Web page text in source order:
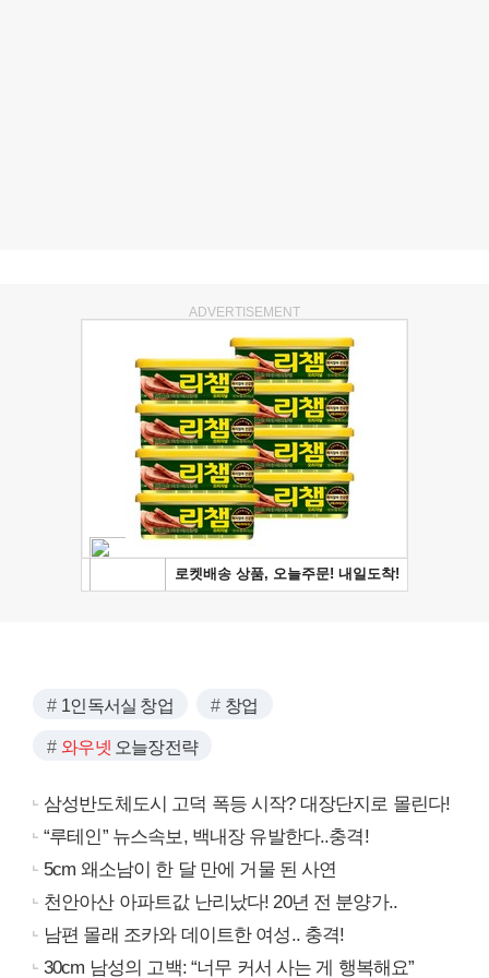
ADVERTISEMENT
1인독서실 창업 창업
와우넷 오늘장전략
삼성반도체도시 고덕 폭등 시작? 대장단지로 몰린다!
“루테인” 뉴스속보, 백내장 유발한다..충격!
5cm 왜소남이 한 달 만에 거물 된 사연
천안아산 아파트값 난리났다! 20년 전 분양가..
남편 몰래 조카와 데이트한 여성.. 충격!
30cm 남성의 고백: “너무 커서 사는 게 행복해요”